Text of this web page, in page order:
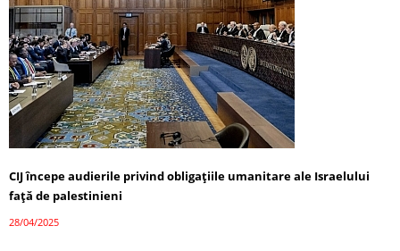
CIJ începe audierile privind obligațiile umanitare ale Israelului
față de palestinieni
28/04/2025